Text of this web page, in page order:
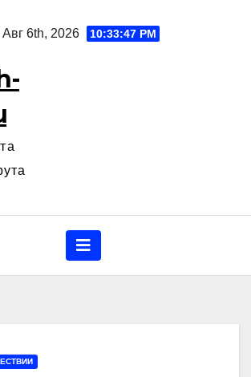
Авг 6th, 2026 10:33:48 PM